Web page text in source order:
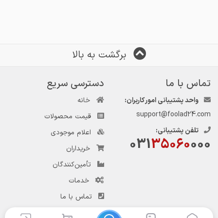
برگشت به بالا
تماس با ما
واحد پشتیبانی امور کاربران:
support@foolad24.com
تلفن پشتیبانی:
03135060000
دسترسی سریع
خانه
قیمت محصولات
اعلام موجودی
خریداران
تأمین‌کنندگان
خدمات
تماس با ما